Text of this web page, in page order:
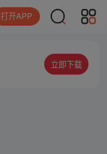
打开APP
立即下载